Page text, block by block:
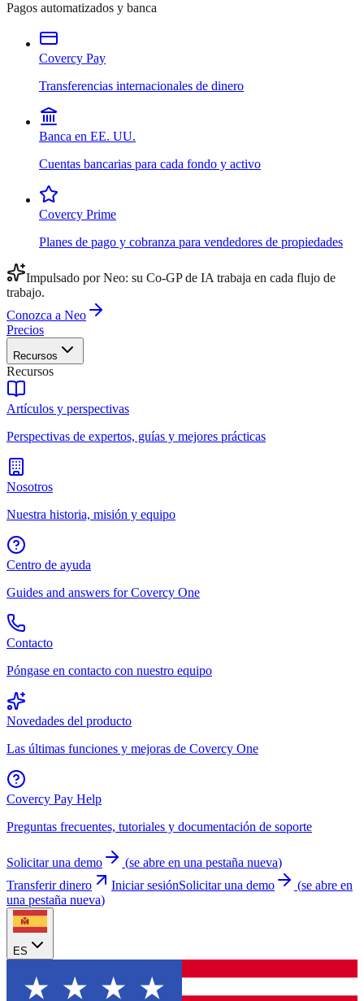
Pagos automatizados y banca
Covercy Pay
Transferencias internacionales de dinero
Banca en EE. UU.
Cuentas bancarias para cada fondo y activo
Covercy Prime
Planes de pago y cobranza para vendedores de propiedades
Impulsado por Neo: su Co-GP de IA trabaja en cada flujo de
trabajo.
Conozca a Neo
Precios
Recursos
Recursos
Artículos y perspectivas
Perspectivas de expertos, guías y mejores prácticas
Nosotros
Nuestra historia, misión y equipo
Centro de ayuda
Guides and answers for Covercy One
Contacto
Póngase en contacto con nuestro equipo
Novedades del producto
Las últimas funciones y mejoras de Covercy One
Covercy Pay Help
Preguntas frecuentes, tutoriales y documentación de soporte
Solicitar una demo (se abre en una pestaña nueva)
Transferir dinero
Iniciar sesiónSolicitar una demo (se abre en
una pestaña nueva)
ES